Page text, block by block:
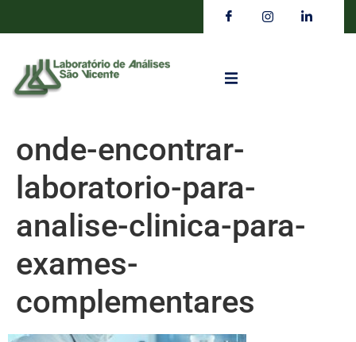
onde-encontrar-
laboratorio-para-
analise-clinica-para-
exames-
complementares